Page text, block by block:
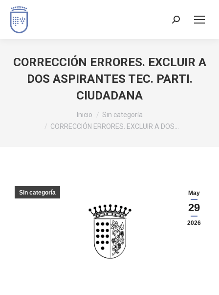
CORRECCIÓN ERRORES. EXCLUIR A
DOS ASPIRANTES TEC. PARTI.
CIUDADANA
Inicio
Sin categoría
CORRECCIÓN ERRORES. EXCLUIR A DOS…
May
29
2026
Sin categoría